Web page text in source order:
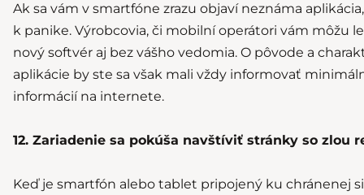
Ak sa vám v smartfóne zrazu objaví neznáma
k panike. Výrobcovia, či mobilní operátori vám môžu
nový softvér aj bez vášho vedomia. O pôvode a
aplikácie by ste sa však mali vždy informovať
informácií na internete.
12. Zariadenie sa pokúša navštíviť stránky so zlou
Keď je smartfón alebo tablet pripojený ku chránenej